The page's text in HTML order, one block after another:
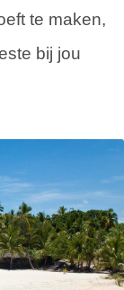
te maken,
bij jou